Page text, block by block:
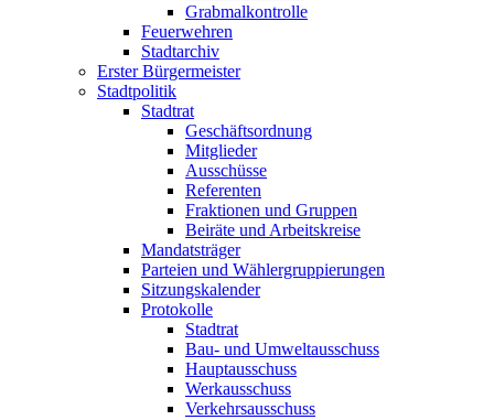
Grabmalkontrolle
Feuerwehren
Stadtarchiv
Erster Bürgermeister
Stadtpolitik
Stadtrat
Geschäftsordnung
Mitglieder
Ausschüsse
Referenten
Fraktionen und Gruppen
Beiräte und Arbeitskreise
Mandatsträger
Parteien und Wählergruppierungen
Sitzungskalender
Protokolle
Stadtrat
Bau- und Umweltausschuss
Hauptausschuss
Werkausschuss
Verkehrsausschuss